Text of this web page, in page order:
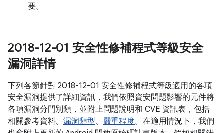
要。
2018-12-01 安全性修補程式等級安全
漏洞詳情
下列各節針對 2018-12-01 安全性修補程式等級適用的各項
安全漏洞提供了詳細資訊，我們依照資安問題影響的元件將
各項漏洞分門別類，並附上問題說明和 CVE 資訊表，包括
相關參考資料、 漏洞類型、 嚴重程度。在適用情況下，我們